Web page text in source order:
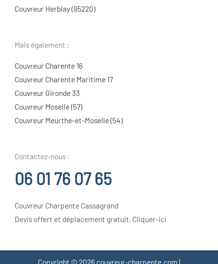
Couvreur Herblay (95220)
Mais également :
Couvreur Charente 16
Couvreur Charente Maritime 17
Couvreur Gironde 33
Couvreur Moselle (57)
Couvreur Meurthe-et-Moselle (54)
Contactez-nous :
06 01 76 07 65
Couvreur Charpente Cassagrand
Devis offert et déplacement gratuit. Cliquer-ici
Copyright © 2026 couvreur-charpente.com |